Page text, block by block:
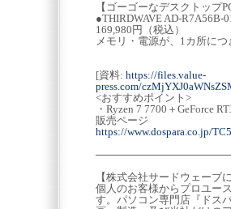
【ゴーゴーなデスクトップ
●THIRDWAVE AD-R7A56B-
169,980円（税込）
メモリ・電源が、1カ所に
[資料: https://files.value-
press.com/
<おすすめポイント>
・Ryzen 7 7700＋GeForce
販売ページ
https://www.dospara.co.jp/
【株式会社サードウェーブ
個人のお客様からプロユー
す。パソコン専門店『ドス